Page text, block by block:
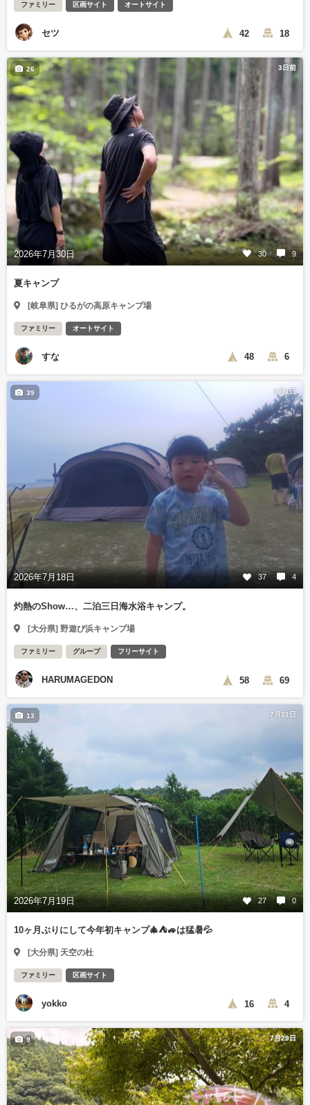
ファミリー 区画サイト オートサイト
セツ 42 18
3日前
2026年7月30日 30 9
26
夏キャンプ
[岐阜県] ひるがの高原キャンプ場
ファミリー オートサイト
すな 48 6
8月1日
2026年7月18日 37 4
39
灼熱のShow…、二泊三日海水浴キャンプ。
[大分県] 野遊び浜キャンプ場
ファミリー グループ フリーサイト
HARUMAGEDON 58 69
7月31日
2026年7月19日 27 0
13
10ヶ月ぶりにして今年初キャンプ🎄⛺🚙は猛暑💦
[大分県] 天空の杜
ファミリー 区画サイト
yokko 16 4
7月29日
9